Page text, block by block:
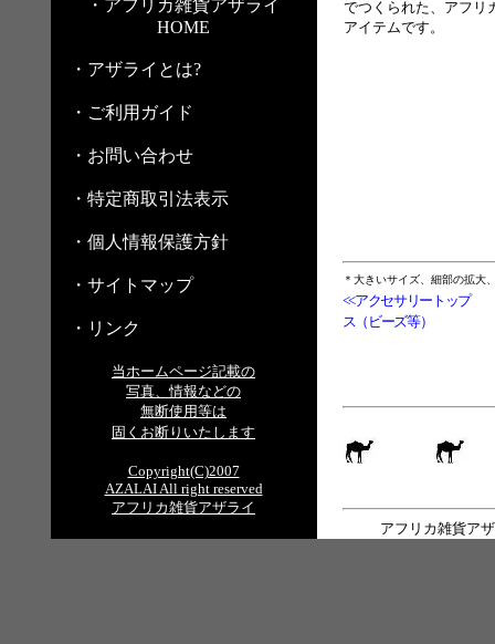
・アフリカ雑貨アザライ
HOME
・アザライとは?
・ご利用ガイド
・お問い合わせ
・特定商取引法表示
・個人情報保護方針
・サイトマップ
・リンク
当ホームページ記載の
写真、情報などの
無断使用等は
固くお断りいたします
Copyright(C)2007
AZALAI All right reserved
アフリカ雑貨アザライ
でつくられた、アフリ
アイテムです。
＊大きいサイズ、細部の拡大
<<アクセサリートップ
ス（ビーズ等）
アフリカ雑貨ア